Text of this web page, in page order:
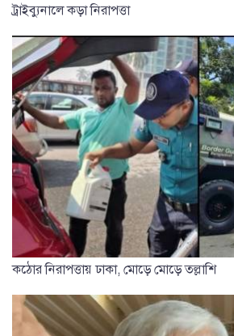
ট্রাইব্যুনালে কড়া নিরাপত্তা
কঠোর নিরাপত্তায় ঢাকা, মোড়ে মোড়ে তল্লাশি